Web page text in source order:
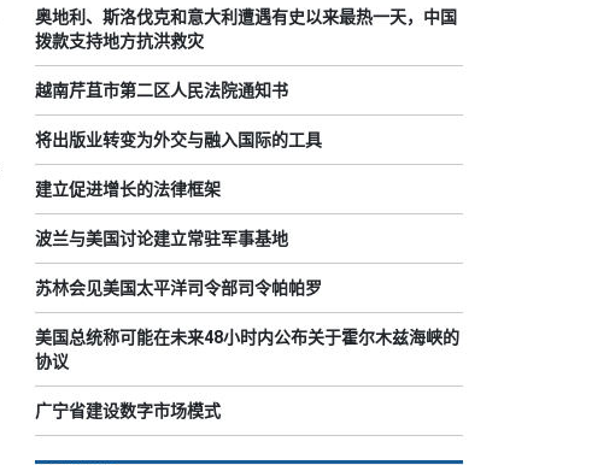
奥地利、斯洛伐克和意大利遭遇有史以来最热一天，中国
拨款支持地方抗洪救灾
越南芹苴市第二区人民法院通知书
将出版业转变为外交与融入国际的工具
建立促进增长的法律框架
波兰与美国讨论建立常驻军事基地
苏林会见美国太平洋司令部司令帕帕罗
美国总统称可能在未来48小时内公布关于霍尔木兹海峡的
协议
广宁省建设数字市场模式